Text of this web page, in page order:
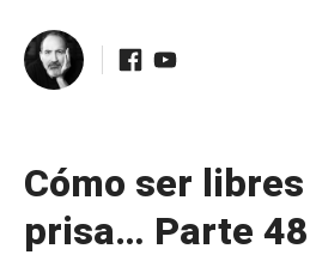
content
Facebook
Youtube
Cómo ser
prisa… Parte 48